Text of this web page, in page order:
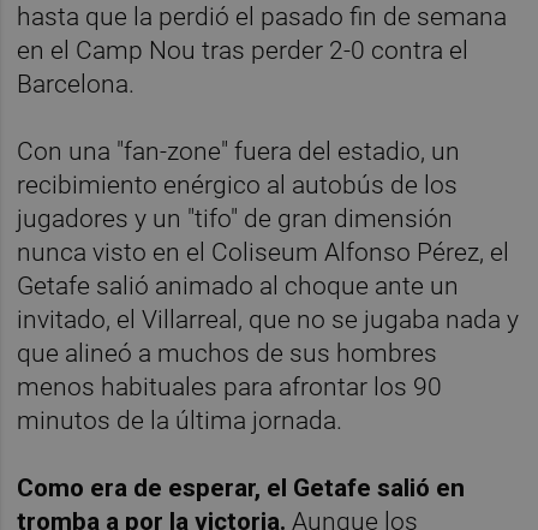
hasta que la perdió el pasado fin de semana
en el Camp Nou tras perder 2-0 contra el
Barcelona.
Con una "fan-zone" fuera del estadio, un
recibimiento enérgico al autobús de los
jugadores y un "tifo" de gran dimensión
nunca visto en el Coliseum Alfonso Pérez, el
Getafe salió animado al choque ante un
invitado, el Villarreal, que no se jugaba nada y
que alineó a muchos de sus hombres
menos habituales para afrontar los 90
minutos de la última jornada.
Como era de esperar, el Getafe salió en
tromba a por la victoria. Aunque los